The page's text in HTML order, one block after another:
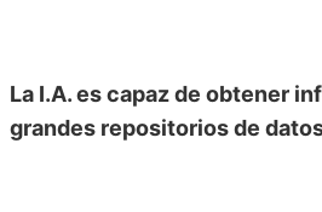
La I.A. es capaz de obtener
grandes repositorios de